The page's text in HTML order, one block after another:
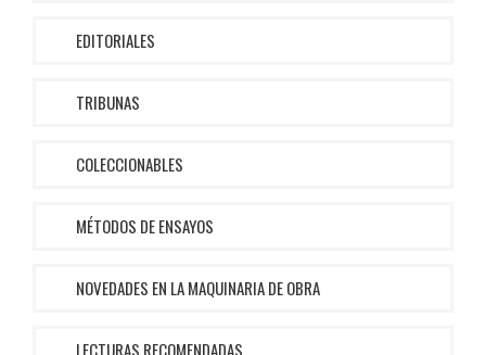
EDITORIALES
TRIBUNAS
COLECCIONABLES
MÉTODOS DE ENSAYOS
NOVEDADES EN LA MAQUINARIA DE OBRA
LECTURAS RECOMENDADAS